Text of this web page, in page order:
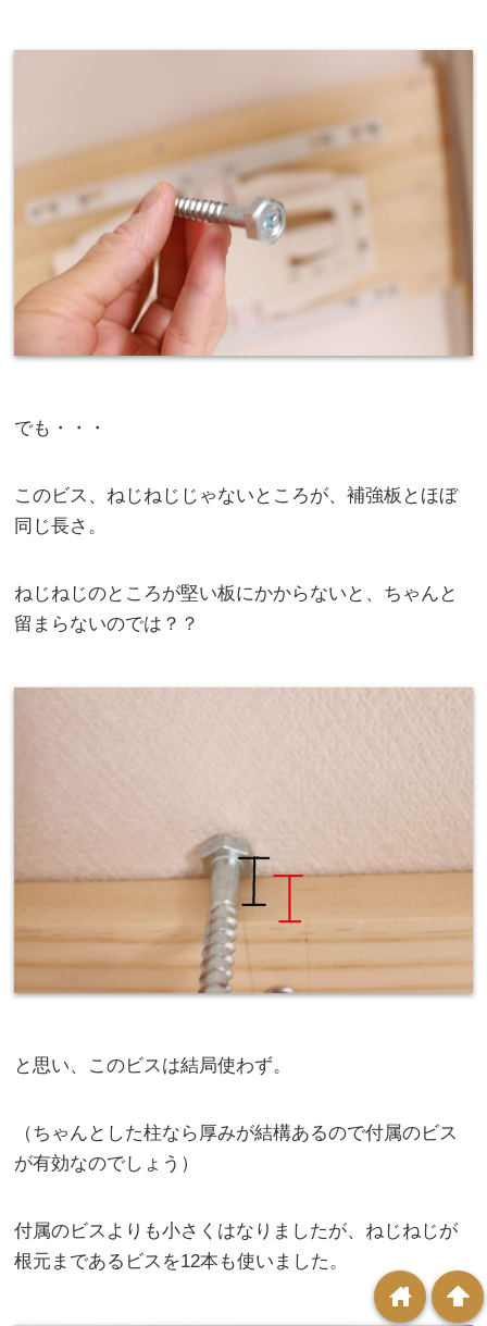
でも・・・
このビス、ねじねじじゃないところが、補強板とほぼ
同じ長さ。
ねじねじのところが堅い板にかからないと、ちゃんと
留まらないのでは？？
と思い、このビスは結局使わず。
（ちゃんとした柱なら厚みが結構あるので付属のビス
が有効なのでしょう）
付属のビスよりも小さくはなりましたが、ねじねじが
根元まであるビスを12本も使いました。
arrowup
home